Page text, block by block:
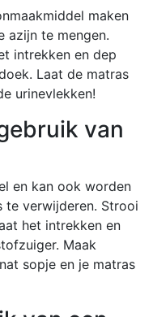
maken
azijn te mengen.
intrekken en dep
Laat de matras
urinevlekken!
van
en kan ook worden
te verwijderen. Strooi
het intrekken en
Maak
sopje en je matras